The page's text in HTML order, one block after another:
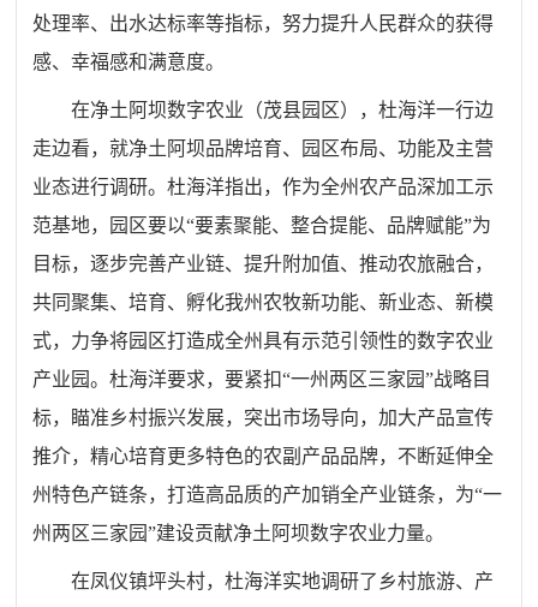
处理率、出水达标率等指标，努力提升人民群众的获得
感、幸福感和满意度。
在净土阿坝数字农业（茂县园区），杜海洋一行边
走边看，就净土阿坝品牌培育、园区布局、功能及主营
业态进行调研。杜海洋指出，作为全州农产品深加工示
范基地，园区要以“要素聚能、整合提能、品牌赋能”为
目标，逐步完善产业链、提升附加值、推动农旅融合，
共同聚集、培育、孵化我州农牧新功能、新业态、新模
式，力争将园区打造成全州具有示范引领性的数字农业
产业园。杜海洋要求，要紧扣“一州两区三家园”战略目
标，瞄准乡村振兴发展，突出市场导向，加大产品宣传
推介，精心培育更多特色的农副产品品牌，不断延伸全
州特色产链条，打造高品质的产加销全产业链条，为“一
州两区三家园”建设贡献净土阿坝数字农业力量。
在凤仪镇坪头村，杜海洋实地调研了乡村旅游、产